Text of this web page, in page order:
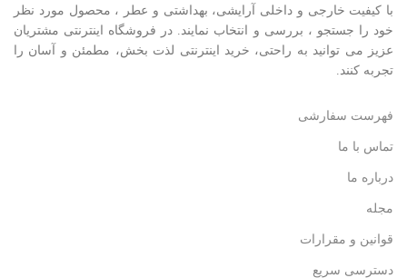
با کيفيت خارجی و داخلی آرایشی، بهداشتی و عطر ، محصول مورد نظر
خود را جستجو ، بررسی و انتخاب نمايند. در فروشگاه اینترنتی مشتريان
عزیز می توانيد به راحتی، خرید اینترنتی لذت بخش، مطمئن و آسان را
تجربه کنند.
فهرست سفارشی
تماس با ما
درباره ما
مجله
قوانین و مقرارات
دسترسی سریع